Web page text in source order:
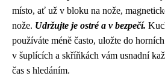
místo, ať už v bloku na nože,
nože. Udržujte je ostré a v bezpečí.
používáte méně často, uložte do
v šuplících a skříňkách vám usnadní
čas s hledáním.